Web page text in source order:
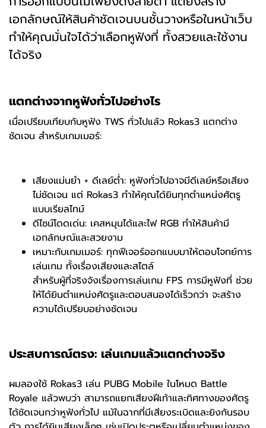
เอกลักษณ์ให้สินค้าชัดเจนบนชั้นวางหรือในหน้าเว็บ
ทำให้คุณมั่นใจได้ว่าเลือกหูฟังที่ ทั้งสวยและใช้งาน
ได้จริง
แตกต่างจากหูฟังทั่วไปอย่างไร
เมื่อเปรียบเทียบกับหูฟัง TWS ทั่วไปแล้ว Rokas3 แตกต่าง
ชัดเจน สำหรับเกมเมอร์:
เสียงแม่นยำ + ดีเลย์ต่ำ: หูฟังทั่วไปอาจมีดีเลย์หรือเสียง
ไม่ชัดเจน แต่ Rokas3 ทำให้คุณได้ยินทุกตำแหน่งศัตรู
แบบเรียลไทม์
ดีไซน์โดดเด่น: เคสหมุนได้และไฟ RGB ทำให้สินค้ามี
เอกลักษณ์และสวยงาม
เหมาะกับเกมเมอร์: ทุกฟีเจอร์ออกแบบมาให้ตอบโจทย์การ
เล่นเกม ทั้งเรื่องเสียงและสไตล์
สำหรับผู้ที่จริงจังเรื่องการเล่นเกม FPS การมีหูฟังที่ ช่วย
ให้ได้ยินตำแหน่งศัตรูและตอบสนองได้เร็วกว่า จะสร้าง
ความได้เปรียบอย่างชัดเจน
ประสบการณ์ตรง: เล่นเกมแล้วแตกต่างจริง
ผมลองใช้ Rokas3 เล่น PUBG Mobile ในโหมด Battle
Royale แล้วพบว่า สามารถแยกเสียงฝีเท้าและทิศทางของศัตรู
ได้ชัดเจนกว่าหูฟังทั่วไป แม้ในฉากที่มีเสียงระเบิดและยิงกันรอบ